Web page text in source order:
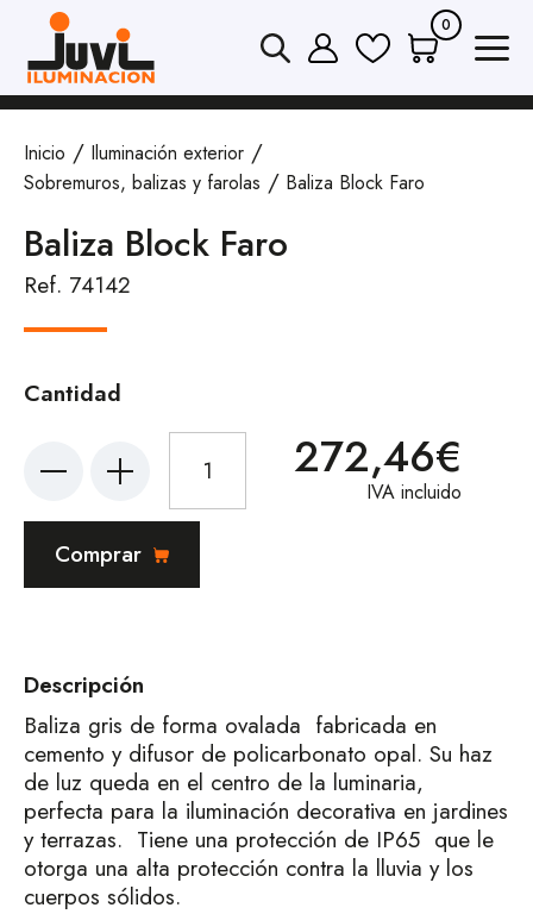
0
Inicio
Iluminación exterior
Sobremuros, balizas y farolas
Baliza Block Faro
Baliza Block Faro
Ref. 74142
Cantidad
272,46€
IVA incluido
Comprar
Descripción
Baliza gris de forma ovalada fabricada en
cemento y difusor de policarbonato opal. Su haz
de luz queda en el centro de la luminaria,
perfecta para la iluminación decorativa en jardines
y terrazas. Tiene una protección de IP65 que le
otorga una alta protección contra la lluvia y los
cuerpos sólidos.